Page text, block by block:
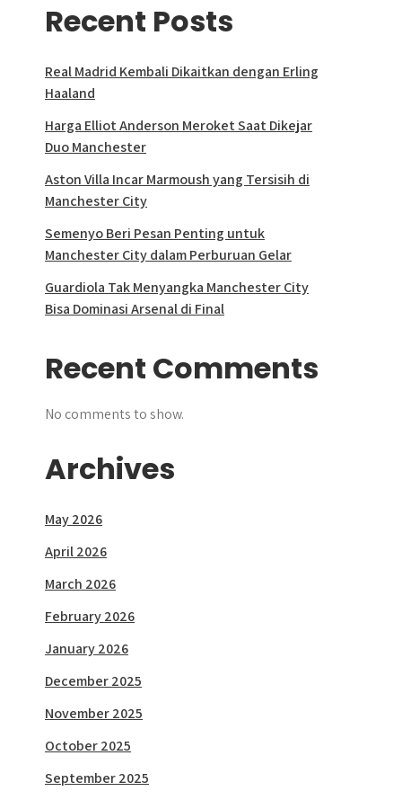
Recent Posts
Real Madrid Kembali Dikaitkan dengan Erling
Haaland
Harga Elliot Anderson Meroket Saat Dikejar
Duo Manchester
Aston Villa Incar Marmoush yang Tersisih di
Manchester City
Semenyo Beri Pesan Penting untuk
Manchester City dalam Perburuan Gelar
Guardiola Tak Menyangka Manchester City
Bisa Dominasi Arsenal di Final
Recent Comments
No comments to show.
Archives
May 2026
April 2026
March 2026
February 2026
January 2026
December 2025
November 2025
October 2025
September 2025